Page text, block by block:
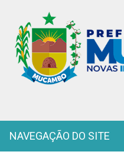
NAVEGAÇÃO DO SITE